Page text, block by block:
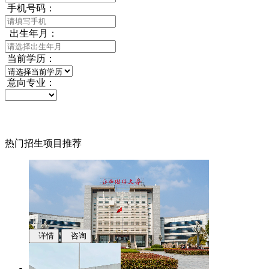
手机号码：
出生年月：
当前学历：
意向专业：
热门招生项目推荐
详情 咨询